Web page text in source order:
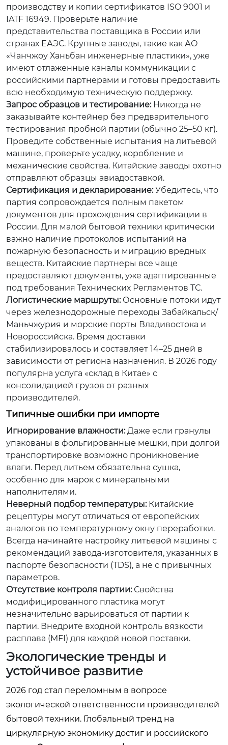
производству и копии сертификатов ISO 9001 и
IATF 16949. Проверьте наличие
представительства поставщика в России или
странах ЕАЭС. Крупные заводы, такие как АО
«Чанчжоу Ханьбан инженерные пластики», уже
имеют отлаженные каналы коммуникации с
российскими партнерами и готовы предоставить
всю необходимую техническую поддержку.
Запрос образцов и тестирование:Никогда не
заказывайте контейнер без предварительного
тестирования пробной партии (обычно 25–50 кг).
Проведите собственные испытания на литьевой
машине, проверьте усадку, коробление и
механические свойства. Китайские заводы охотно
отправляют образцы авиадоставкой.
Сертификация и декларирование:Убедитесь, что
партия сопровождается полным пакетом
документов для прохождения сертификации в
России. Для малой бытовой техники критически
важно наличие протоколов испытаний на
пожарную безопасность и миграцию вредных
веществ. Китайские партнеры все чаще
предоставляют документы, уже адаптированные
под требования Технических Регламентов ТС.
Логистические маршруты:Основные потоки идут
через железнодорожные переходы Забайкальск/
Маньчжурия и морские порты Владивостока и
Новороссийска. Время доставки
стабилизировалось и составляет 14–25 дней в
зависимости от региона назначения. В 2026 году
популярна услуга «склад в Китае» с
консолидацией грузов от разных
производителей.
Типичные ошибки при импорте
Игнорирование влажности:Даже если гранулы
упакованы в фольгированные мешки, при долгой
транспортировке возможно проникновение
влаги. Перед литьем обязательна сушка,
особенно для марок с минеральными
наполнителями.
Неверный подбор температуры:Китайские
рецептуры могут отличаться от европейских
аналогов по температурному окну переработки.
Всегда начинайте настройку литьевой машины с
рекомендаций завода-изготовителя, указанных в
паспорте безопасности (TDS), а не с привычных
параметров.
Отсутствие контроля партии:Свойства
модифицированного пластика могут
незначительно варьироваться от партии к
партии. Внедрите входной контроль вязкости
расплава (MFI) для каждой новой поставки.
Экологические тренды и
устойчивое развитие
2026 год стал переломным в вопросе
экологической ответственности производителей
бытовой техники. Глобальный тренд на
циркулярную экономику достиг и российского